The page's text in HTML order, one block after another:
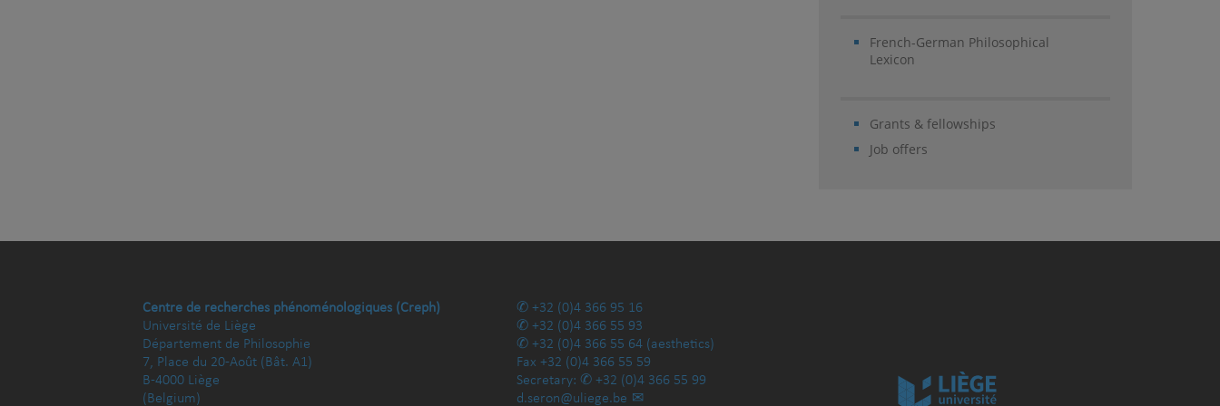
French-German Philosophical
Lexicon
Grants & fellowships
Job offers
Centre de recherches phénoménologiques (Creph)
Université de Liège
Département de Philosophie
7, Place du 20-Août (Bât. A1)
B-4000 Liège
(Belgium)
+32 (0)4 366 95 16
+32 (0)4 366 55 93
+32 (0)4 366 55 64 (aesthetics)
Fax +32 (0)4 366 55 59
Secretary:
+32 (0)4 366 55 99
d.seron@uliege.be